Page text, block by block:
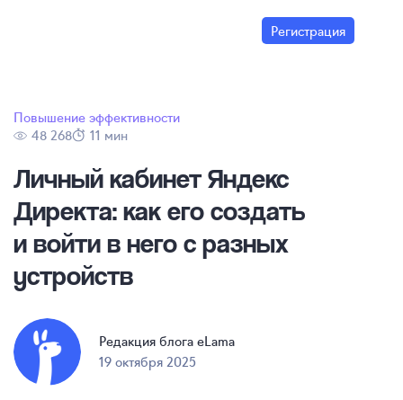
Регистрация
Повышение эффективности
48 268
11 мин
Личный кабинет Яндекс
Директа: как его создать
и войти в него с разных
устройств
Редакция блога eLama
19 октября 2025